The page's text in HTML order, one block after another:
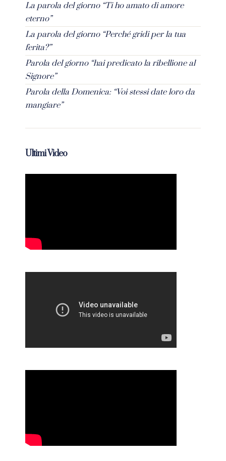
La parola del giorno “Ti ho amato di amore
eterno”
La parola del giorno “Perché gridi per la tua
ferita?”
Parola del giorno “hai predicato la ribellione al
Signore”
Parola della Domenica: “Voi stessi date loro da
mangiare”
Ultimi Video